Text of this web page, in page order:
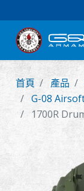
新產品
步槍
零件 & 配件
首頁 產品
G-08
1700R